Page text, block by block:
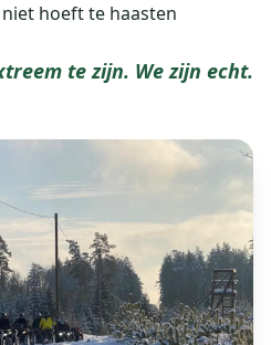
hoeft te haasten
te zijn. We zijn echt.